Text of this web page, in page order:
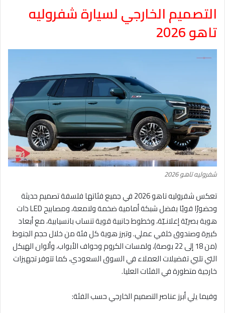
التصميم الخارجي لسيارة شفروليه
تاهو 2026
شفروليه تاهو 2026
تعكس شفروليه تاهو 2026 في جميع فئاتها فلسفة تصميم حديثة
وحضورًا قويًا بفضل شبكة أمامية ضخمة ولامعة، ومصابيح LED ذات
هوية بصريّة إعلانـيّة، وخطوط جانبية قوية تنساب بانسيابية، مع أبعاد
كبيرة وصندوق خلفي عملي. وتبرز هوية كل فئة من خلال حجم الجنوط
(من 18 إلى 22 بوصة)، ولمسات الكروم وحواف الأبواب، وألوان الهيكل
التي تلبي تفضيلات العملاء في السوق السعودي، كما تتوفر تجهيزات
خارجية متطورة في الفئات العليا.
وفيما يلي أبرز عناصر التصميم الخارجي حسب الفئة: